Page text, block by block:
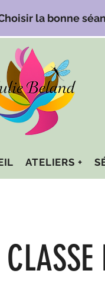
la bonne
ATELIERS +